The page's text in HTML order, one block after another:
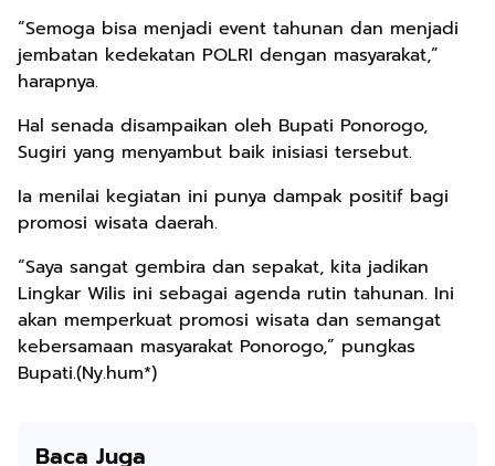
“Semoga bisa menjadi event tahunan dan menjadi
jembatan kedekatan POLRI dengan masyarakat,”
harapnya.
Hal senada disampaikan oleh Bupati Ponorogo,
Sugiri yang menyambut baik inisiasi tersebut.
Ia menilai kegiatan ini punya dampak positif bagi
promosi wisata daerah.
“Saya sangat gembira dan sepakat, kita jadikan
Lingkar Wilis ini sebagai agenda rutin tahunan. Ini
akan memperkuat promosi wisata dan semangat
kebersamaan masyarakat Ponorogo,” pungkas
Bupati.(Ny.hum*)
Baca Juga